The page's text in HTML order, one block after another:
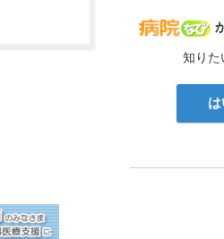
知りた